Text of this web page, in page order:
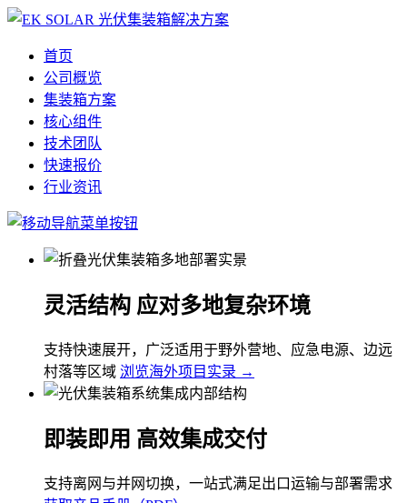
首页
公司概览
集装箱方案
核心组件
技术团队
快速报价
行业资讯
灵活结构 应对多地复杂环境
支持快速展开，广泛适用于野外营地、应急电源、边远
村落等区域 浏览海外项目实录 →
即装即用 高效集成交付
支持离网与并网切换，一站式满足出口运输与部署需求